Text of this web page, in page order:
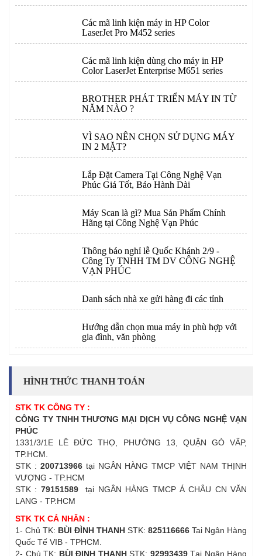
Các mã linh kiện máy in HP Color
LaserJet Pro M452 series
Các mã linh kiện dùng cho máy in HP
Color LaserJet Enterprise M651 series
BROTHER PHÁT TRIỂN MÁY IN TỪ
NĂM NÀO ?
VÌ SAO NÊN CHỌN SỬ DỤNG MÁY
IN 2 MẶT?
Lắp Đặt Camera Tại Công Nghệ Vạn
Phúc Giá Tốt, Bảo Hành Dài
Máy Scan là gì? Mua Sản Phẩm Chính
Hãng tại Công Nghệ Vạn Phúc
Thông báo nghỉ lễ Quốc Khánh 2/9 -
Công Ty TNHH TM DV CÔNG NGHỆ
VẠN PHÚC
Danh sách nhà xe gửi hàng đi các tỉnh
Hướng dẫn chọn mua máy in phù hợp với
gia đình, văn phòng
HÌNH THỨC THANH TOÁN
STK TK CÔNG TY :
CÔNG TY TNHH THƯƠNG MẠI DỊCH VỤ CÔNG NGHỆ VẠN
PHÚC
1331/3/1E LÊ ĐỨC THỌ, PHƯỜNG 13, QUẬN GÒ VẤP,
TP.HCM.
STK : 200713966tại NGÂN HÀNG TMCP VIỆT NAM THỊNH
VƯỢNG - TP.HCM
STK : 79151589tại NGÂN HÀNG TMCP Á CHÂU CN VĂN
LANG - TP.HCM
STK TK CÁ NHÂN :
1- Chủ TK: BÙI ĐÌNH THANH STK: 825116666 Tai Ngân Hàng
Quốc Tế VIB - TPHCM.
2- Chủ TK: BÙI ĐINH THANHSTK: 92993439Tại Ngân Hàng